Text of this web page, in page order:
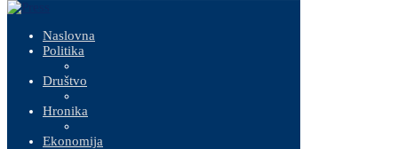
Naslovna
Politika
Društvo
Hronika
Ekonomija